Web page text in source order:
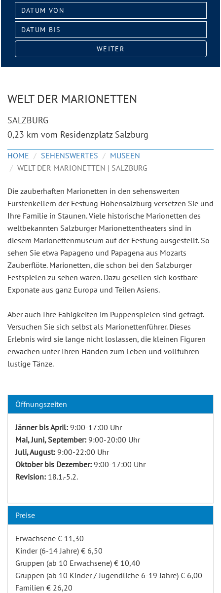
Datum
von:
Datum
bis:
WEITER
WELT DER MARIONETTEN
SALZBURG
0,23 km vom Residenzplatz Salzburg
HOME SEHENSWERTES
MUSEEN
WELT DER MARIONETTEN | SALZBURG
Die zauberhaften Marionetten in den sehenswerten
Fürstenkellern der Festung Hohensalzburg versetzen Sie und
Ihre Familie in Staunen. Viele historische Marionetten des
weltbekannten Salzburger Marionettentheaters sind in
diesem Marionettenmuseum auf der Festung ausgestellt. So
sehen Sie etwa Papageno und Papagena aus Mozarts
Zauberflöte. Marionetten, die schon bei den Salzburger
Festspielen zu sehen waren. Dazu gesellen sich kostbare
Exponate aus ganz Europa und Teilen Asiens.
Aber auch Ihre Fähigkeiten im Puppenspielen sind gefragt.
Versuchen Sie sich selbst als Marionettenführer. Dieses
Erlebnis wird sie lange nicht loslassen, die kleinen Figuren
erwachen unter Ihren Händen zum Leben und vollführen
lustige Tänze.
Öffnungszeiten
Jänner bis April: 9:00-17:00 Uhr
Mai, Juni, September: 9:00-20:00 Uhr
Juli, August: 9:00-22:00 Uhr
Oktober bis Dezember: 9:00-17:00 Uhr
Revision: 18.1.-5.2.
Preise
Erwachsene € 11,30
Kinder (6-14 Jahre) € 6,50
Gruppen (ab 10 Erwachsene) € 10,40
Gruppen (ab 10 Kinder / Jugendliche 6-19 Jahre) € 6,00
Familien € 26,20